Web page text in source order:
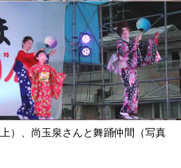
）、尚玉泉さんと舞踊仲間（写真